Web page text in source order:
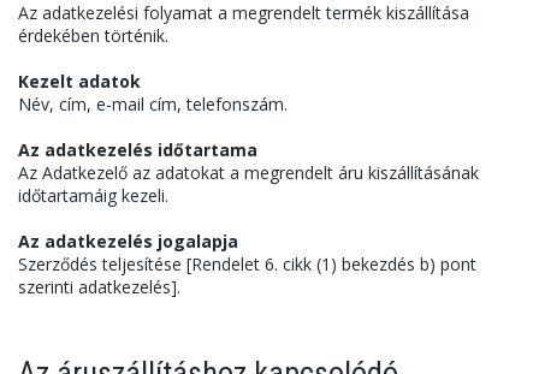
Az adatkezelési folyamat a megrendelt termék kiszállítása
érdekében történik.
Kezelt adatok
Név, cím, e-mail cím, telefonszám.
Az adatkezelés időtartama
Az Adatkezelő az adatokat a megrendelt áru kiszállításának
időtartamáig kezeli.
Az adatkezelés jogalapja
Szerződés teljesítése [Rendelet 6. cikk (1) bekezdés b) pont
szerinti adatkezelés].